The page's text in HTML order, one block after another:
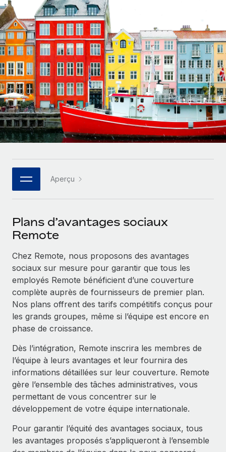
Gestion des freelances
Intégrez et gérez vos freelances partout dans le monde
PEO
Sous-traitez les opérations complexes liées à l’emploi
INFRASTRUCTURE
Intégration Remote
Intégrez vos RH aux flux de travail en toute simplicité
Plateforme
Connecter
Nouveau
Connectez n'importe quel outil d’IA à Remote grâce à
notre MCP
Intégrations
Rationalisez vos processus avec des outils essentiels
SERVICES
Demandez aux experts
Recevez des conseils d’experts sur les RH à
l’international et la conformité
Contrôles d’antécédents
Simplifiez vos processus de présélection des
candidats
Remote Watchtower
Gardez un temps d’avance sur les risques en
matière de conformité
Gestion des appareils
Achetez et suivez vos équipements informatiques
dans le monde entier
Comparer Remote
Examinez notre service par rapport aux autres
CROISSANCE
Start-ups
Des solutions agiles et internationales pour les RH et la
paie des entreprises en pleine croissance
Entreprises intermédiaires
Développez vos équipes avec des solutions RH sur
mesure
Entreprise
Les RH à l’international pour les grandes entreprises
Partenaires stratégiques de la tech
Intégrez les RH à l’international de manière flexible
Devenir partenaire
Explorez avec nous vos opportunités de partenariat
Remote Build
Bientôt disponible
Conseil en intégrations et automatisations assistées par
ÉTUDES DE CAS
Comment Weaviate, l'as de l'IA, a développé
ses effectifs de 120 % avec Remote
Weaviate en bref Weaviate crée des infrastructures open
source et AI-first. Sa mission est...
En savoir plus
pays
Calculateur de paiement des freelances
Découvrez les devises disponibles et les vitesses de
paiement pour vos freelances internationaux
APPRENDRE AVEC REMOTE
Recherche et guides
Études de cas
Checklists et modèles
Descriptions de postes
Événements
Données sur les salaires et les talents
Centre de ressources
Obtenir de l’aide
Voir toutes les ressources
BLOG
Paie multipays
Gestion des freelances
Taxes
Nederlands
Français
Deutsch
Español
Italiano
Português (Portugal)
日本語
한국어
Connexion
Aperçu
Plans d’avantages sociaux
Remote
Chez Remote, nous proposons des avantages
sociaux sur mesure pour garantir que tous les
employés Remote bénéficient d’une couverture
complète auprès de fournisseurs de premier plan.
Nos plans offrent des tarifs compétitifs conçus pour
les grands groupes, même si l’équipe est encore en
phase de croissance.
Dès l’intégration, Remote inscrira les membres de
l’équipe à leurs avantages et leur fournira des
informations détaillées sur leur couverture. Remote
gère l’ensemble des tâches administratives, vous
permettant de vous concentrer sur le
développement de votre équipe internationale.
Pour garantir l’équité des avantages sociaux, tous
les avantages proposés s’appliqueront à l’ensemble